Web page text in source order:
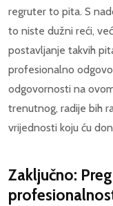
regruter to pita. S
to niste dužni reći,
postavljanje takvih
profesionalno
odgovornosti na
trenutnog, radije bih
vrijednosti koju ću
Zaključno: